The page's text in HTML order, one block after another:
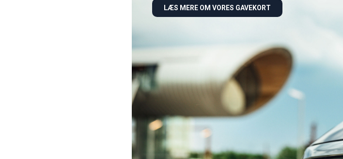
LÆS MERE OM VORES GAVEKORT